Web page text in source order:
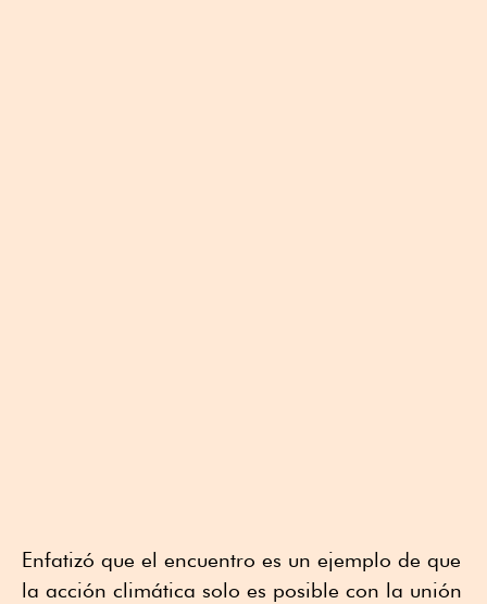
Enfatizó que el encuentro es un ejemplo de que
la acción climática solo es posible con la unión